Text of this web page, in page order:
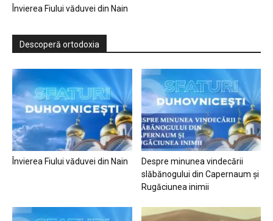
Învierea Fiului văduvei din Nain
Descoperă ortodoxia
Învierea Fiului văduvei din Nain
Despre minunea vindecării
slăbănogului din Capernaum și
Rugăciunea inimii